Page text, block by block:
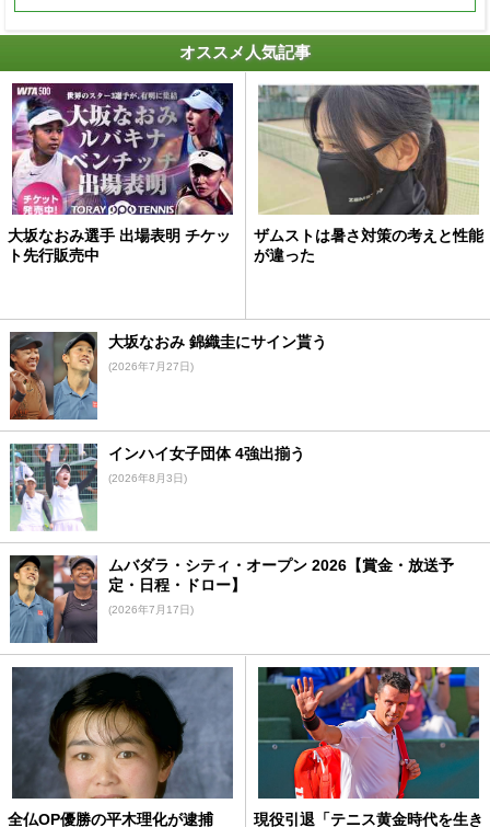
オススメ人気記事
大坂なおみ選手 出場表明 チケッ
ト先行販売中
ザムストは暑さ対策の考えと性能
が違った
大坂なおみ 錦織圭にサイン貰う
(2026年7月27日)
インハイ女子団体 4強出揃う
(2026年8月3日)
ムバダラ・シティ・オープン 2026【賞金・放送予
定・日程・ドロー】
(2026年7月17日)
全仏OP優勝の平木理化が逮捕
現役引退「テニス黄金時代を生き